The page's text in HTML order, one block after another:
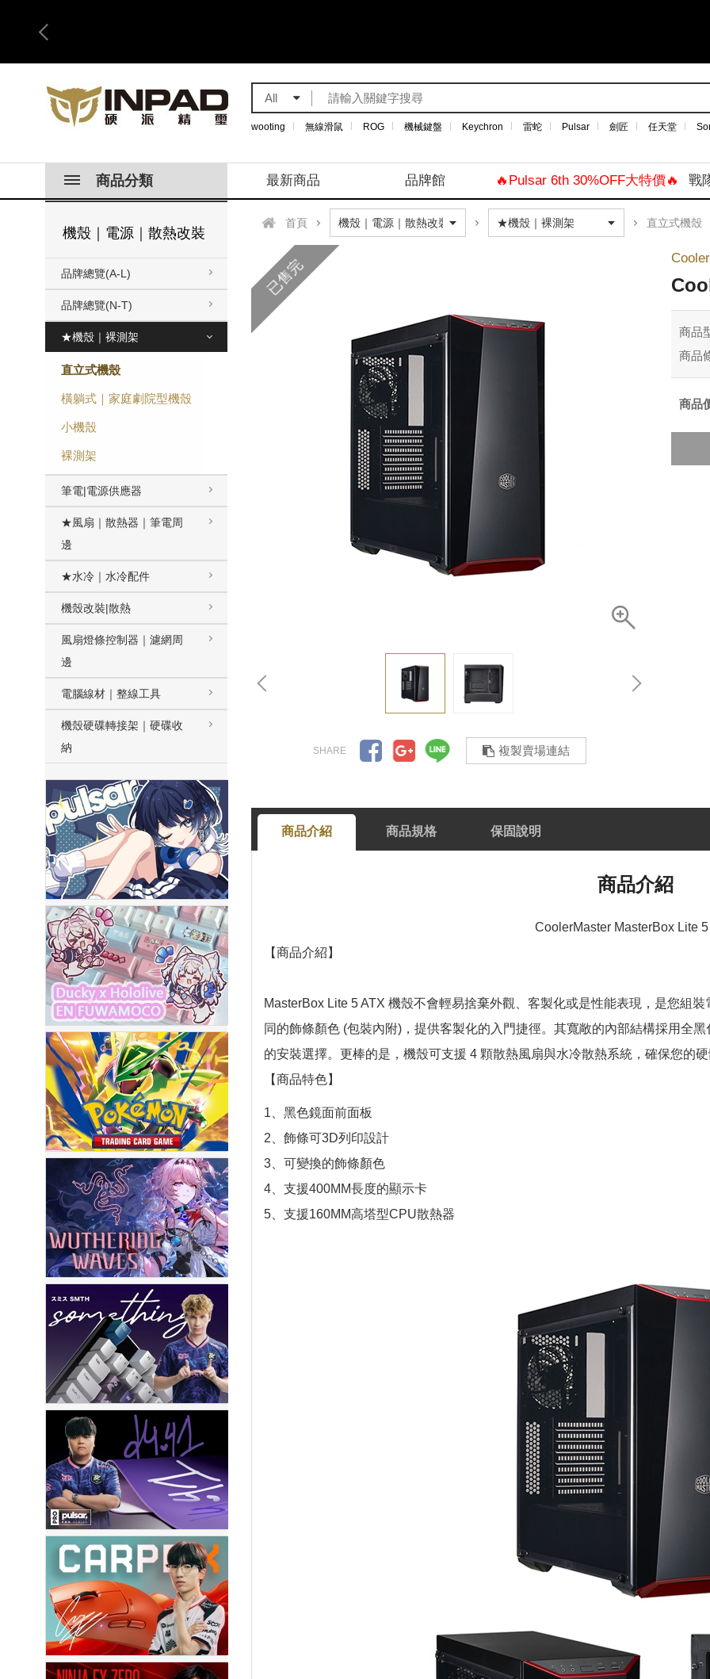
All
wooting 無線滑鼠 ROG 機械鍵盤 Keychron 雷蛇 Pulsar 劍匠 任天堂
商品分類 最新商品 品牌館 🔥Pulsar 6th 30%OFF大特價🔥 戰
機殼｜電源｜散熱改裝
品牌總覽(A-L)
品牌總覽(N-T)
★機殼｜裸測架
直立式機殼
橫躺式｜家庭劇院型機殼
小機殼
裸測架
筆電|電源供應器
★風扇｜散熱器｜筆電周
邊
★水冷｜水冷配件
機殼改裝|散熱
風扇燈條控制器｜濾網周
邊
電腦線材｜整線工具
機殼硬碟轉接架｜硬碟收
納
首頁 直立式機殼
已售完
複製賣場連結
商品
商品
商品
商品介紹 商品規格 保固說明
商品介紹
CoolerMaster MasterBox Lite
【商品介紹】
MasterBox Lite 5 ATX 機殼不會輕易捨棄外觀、客製化或是性能表現，是您組
同的飾條顏色 (包裝內附)，提供客製化的入門捷徑。其寬敞的內部結構採用全
的安裝選擇。更棒的是，機殼可支援 4 顆散熱風扇與水冷散熱系統，確保您的
【商品特色】
1、黑色鏡面前面板
2、飾條可3D列印設計
3、可變換的飾條顏色
4、支援400MM長度的顯示卡
5、支援160MM高塔型CPU散熱器